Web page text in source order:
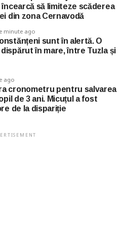
să limiteze scăderea
din zona Cernavodă
minute ago
sunt în alertă. O
în mare, între Tuzla și
ago
cronometru pentru salvarea
de 3 ani. Micuțul a fost
de la dispariție